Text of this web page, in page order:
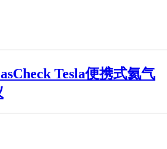
Tesla便携式氦气